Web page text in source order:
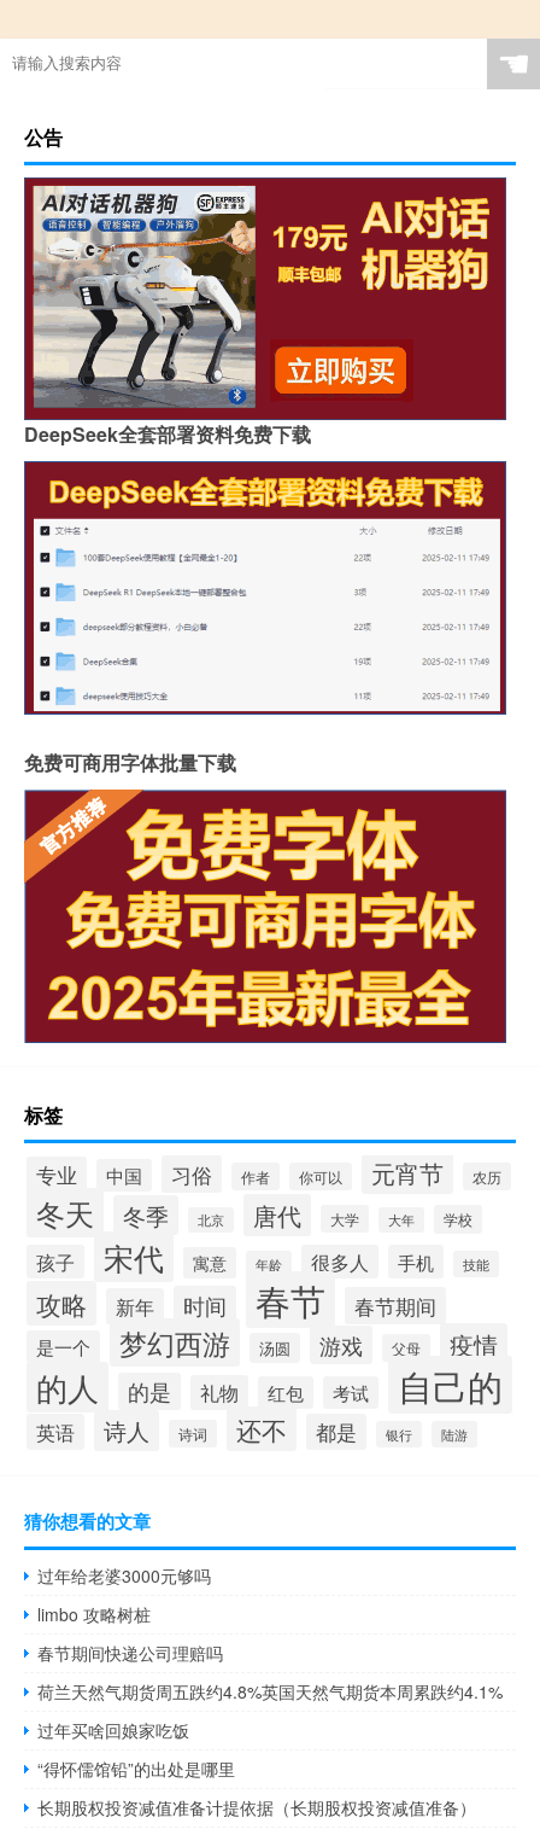
☚
公告
DeepSeek全套部署资料免费下载
免费可商用字体批量下载
标签
专业 中国 习俗 作者 你可以 元宵节 农历
冬天 冬季 北京 唐代 大学 大年 学校
孩子 宋代 寓意 年龄 很多人 手机 技能
攻略 新年 时间 春节 春节期间
是一个 梦幻西游 汤圆 游戏 父母 疫情
的人 的是 礼物 红包 考试 自己的
英语 诗人 诗词 还不 都是 银行 陆游
猜你想看的文章
过年给老婆3000元够吗
limbo 攻略树桩
春节期间快递公司理赔吗
荷兰天然气期货周五跌约4.8%英国天然气期货本周累跌约4.1%
过年买啥回娘家吃饭
“得怀儒馆铅”的出处是哪里
长期股权投资减值准备计提依据（长期股权投资减值准备）